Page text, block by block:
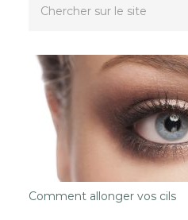
Comment allonger vos cils